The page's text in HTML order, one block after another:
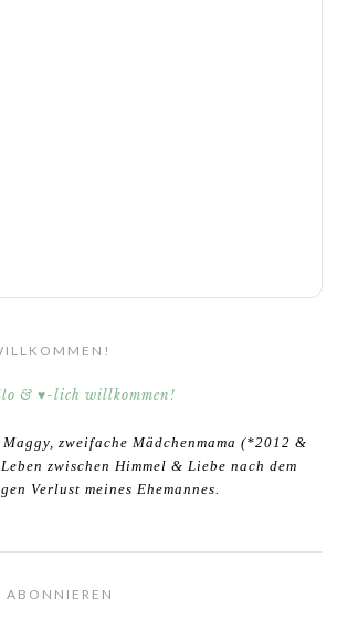
zweifache Mädchenmama (*2012 &
zwischen Himmel & Liebe nach dem
Verlust meines Ehemannes.
ABONNIEREN